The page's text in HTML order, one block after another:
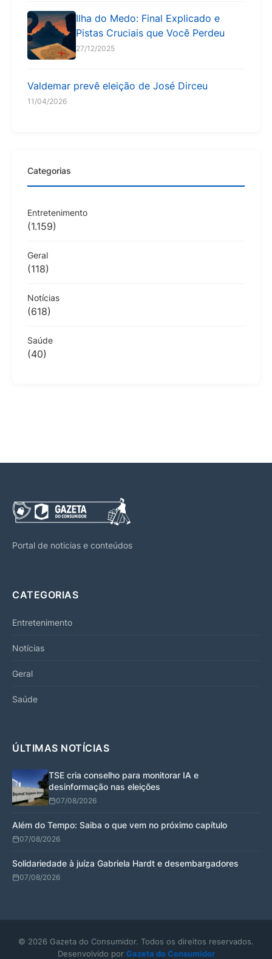
Ilha do Medo: Final Explicado e
Pistas Cruciais que Você Perdeu
27/12/2025
Valdemar prevê eleição de José Dirceu
11/04/2026
Categorias
Entretenimento
(1.159)
Geral
(118)
Notícias
(618)
Saúde
(40)
Portal de noticias e conteúdos
CATEGORIAS
Entretenimento
Notícias
Geral
Saúde
ÚLTIMAS NOTÍCIAS
TSE cria conselho para monitorar IA e
desinformação nas eleições
07/08/2026
Além do Tempo: Saiba o que vem no próximo capítulo
07/08/2026
Solidariedade à juíza Gabriela Hardt e desembargadores
07/08/2026
© 2026 Gazeta do Consumidor. Todos os direitos reservados.
Desenvolvido por Gazeta do Consumidor